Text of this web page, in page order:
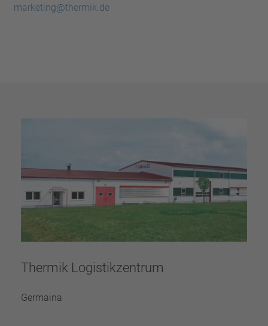
marketing@thermik.de
Thermik Logistikzentrum
Germaina